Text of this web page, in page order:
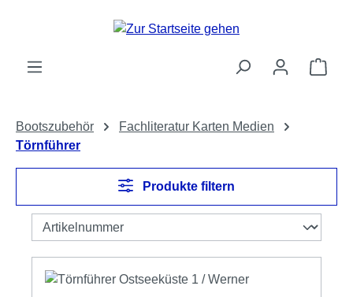
Zum Hauptinhalt springen
Bootszubehör
Fachliteratur Karten Medien
Törnführer
Produkte filtern